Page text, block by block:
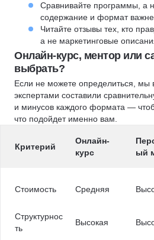
Сравнивайте программы, а
содержание и формат
Читайте отзывы тех, кто
а не маркетинговые
Онлайн-курс, ментор или
выбрать?
Если не можете определиться, мы
экспертами составили
и минусов каждого формата —
что подойдет именно вам.
Критерий
Онлайн-
курс
ый
Стоимость Средняя
Структурнос
ть
Высокая